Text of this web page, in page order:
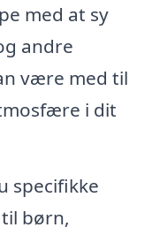
med at sy
andre
være med til
i dit
specifikke
børn,